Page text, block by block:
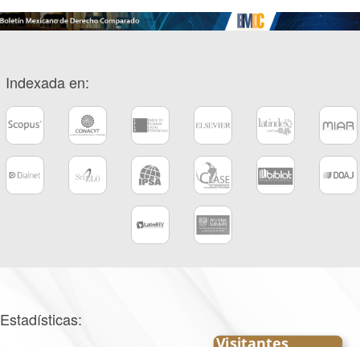
Indexada en:
Estadísticas: